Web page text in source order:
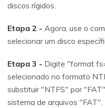
discos rígidos.
Etapa 2 - Agora, use o
selecionar um disco
Etapa 3 - Digite "format
selecionado no formato
substituir "NTFS" por
sistema de arquivos